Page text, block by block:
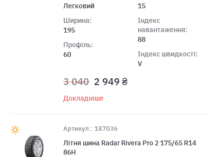
Легковий
Ширина:
195
Профіль:
60
15
Індекс
навантаження:
88
Індекс швидкості:
V
3 040 2 949 ₴
Докладніше
Артикул:: 187036
Лiтня шина Radar Rivera Pro 2 175/65 R14
86H